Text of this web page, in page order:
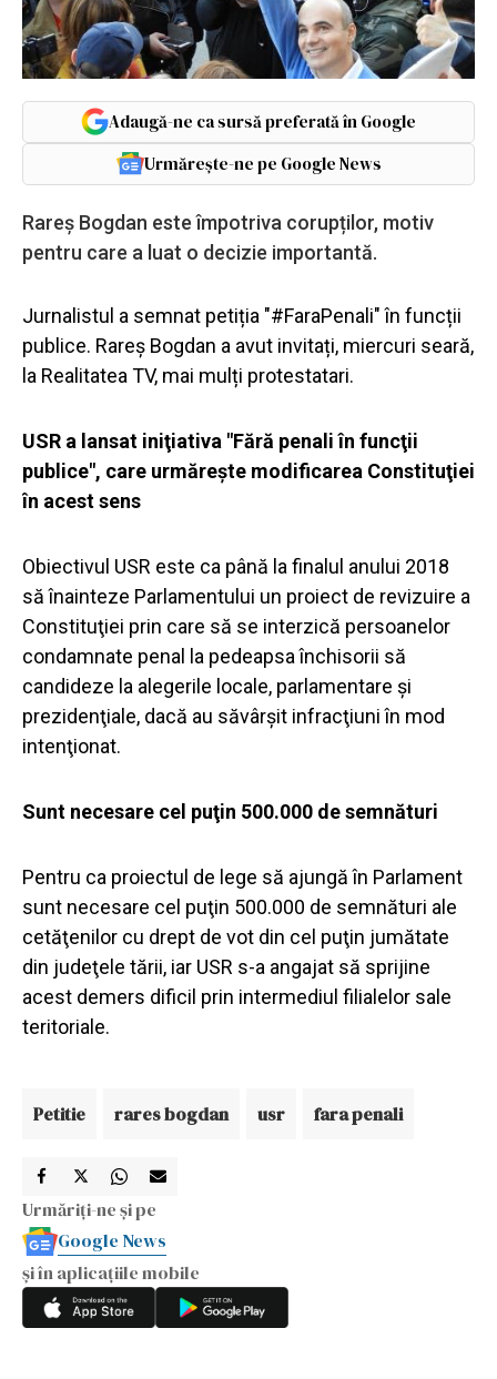
Adaugă-ne ca sursă preferată în Google
Urmărește-ne pe Google News
Rareș Bogdan este împotriva corupților, motiv
pentru care a luat o decizie importantă.
Jurnalistul a semnat petiția "#FaraPenali" în funcții
publice. Rareș Bogdan a avut invitați, miercuri seară,
la Realitatea TV, mai mulți protestatari.
USR a lansat iniţiativa "Fără penali în funcţii
publice", care urmăreşte modificarea Constituţiei
în acest sens
Obiectivul USR este ca până la finalul anului 2018
să înainteze Parlamentului un proiect de revizuire a
Constituţiei prin care să se interzică persoanelor
condamnate penal la pedeapsa închisorii să
candideze la alegerile locale, parlamentare şi
prezidenţiale, dacă au săvârşit infracţiuni în mod
intenţionat.
Sunt necesare cel puţin 500.000 de semnături
Pentru ca proiectul de lege să ajungă în Parlament
sunt necesare cel puţin 500.000 de semnături ale
cetăţenilor cu drept de vot din cel puţin jumătate
din judeţele tării, iar USR s-a angajat să sprijine
acest demers dificil prin intermediul filialelor sale
teritoriale.
Petitie rares bogdan usr fara penali
Urmăriți-ne și pe
Google News
și în aplicațiile mobile